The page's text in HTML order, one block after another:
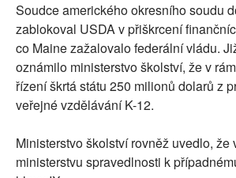
Soudce amerického okresního soudu
zablokoval USDA v přiškrcení
co Maine zažalovalo federální vládu.
oznámilo ministerstvo školství, že v
řízení škrtá státu 250 milionů dolarů z
veřejné vzdělávání K-12.
Ministerstvo školství rovněž uvedlo, že
ministerstvu spravedlnosti k